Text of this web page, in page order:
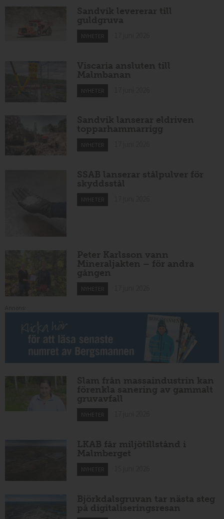
Sandvik levererar till
guldgruva
NYHETER
Viscaria ansluten till
Malmbanan
NYHETER
Sandvik lanserar eldriven
topparhammarrigg
NYHETER
SSAB lanserar stålpulver för
skyddsstål
NYHETER
Peter Karlsson vann
Mineraljakten – för andra
gången
NYHETER
Slam från massaindustrin kan
förenkla sanering av gammalt
gruvavfall
NYHETER
LKAB får miljötillstånd i
Malmberget
NYHETER
Björkdalsgruvan tar nästa steg
på digitaliseringsresan